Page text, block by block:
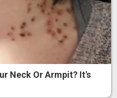
Neck Or Armpit? It's